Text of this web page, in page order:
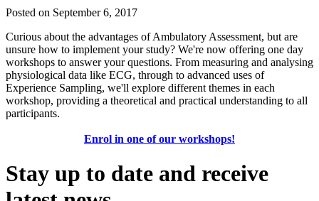
Posted on September 6, 2017
Curious about the advantages of Ambulatory Assessment, but are
unsure how to implement your study? We're now offering one day
workshops to answer your questions. From measuring and analysing
physiological data like ECG, through to advanced uses of
Experience Sampling, we'll explore different themes in each
workshop, providing a theoretical and practical understanding to all
participants.
Enrol in one of our workshops!
Stay up to date and receive